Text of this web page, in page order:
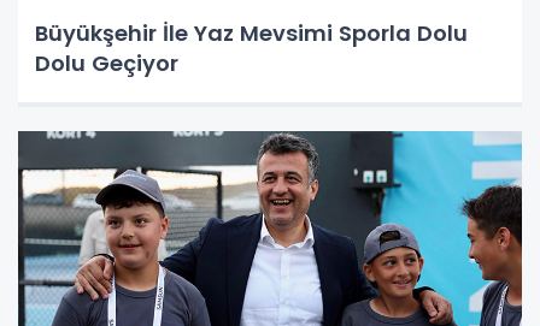
Büyükşehir İle Yaz Mevsimi Sporla Dolu
Dolu Geçiyor